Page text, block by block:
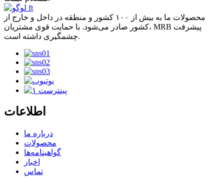
محصولات ما به بیش از ۱۰۰ کشور و منطقه در داخل و خارج از
کشور صادر می‌شود. با حمایت قوی مشتریان، MRB پیشرفت
چشمگیری داشته است.
اطلاعات
درباره ما
محصولات
گواهینامه‌ها
اخبار
تماس